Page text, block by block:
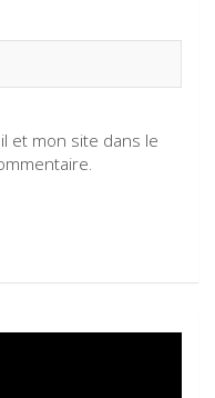
et mon site dans le